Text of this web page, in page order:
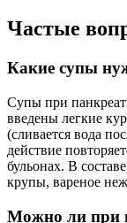
Частые
Какие супы
Супы при
введены легкие
(сливается вода
действие
бульонах. В
крупы, вареное
Можно ли при